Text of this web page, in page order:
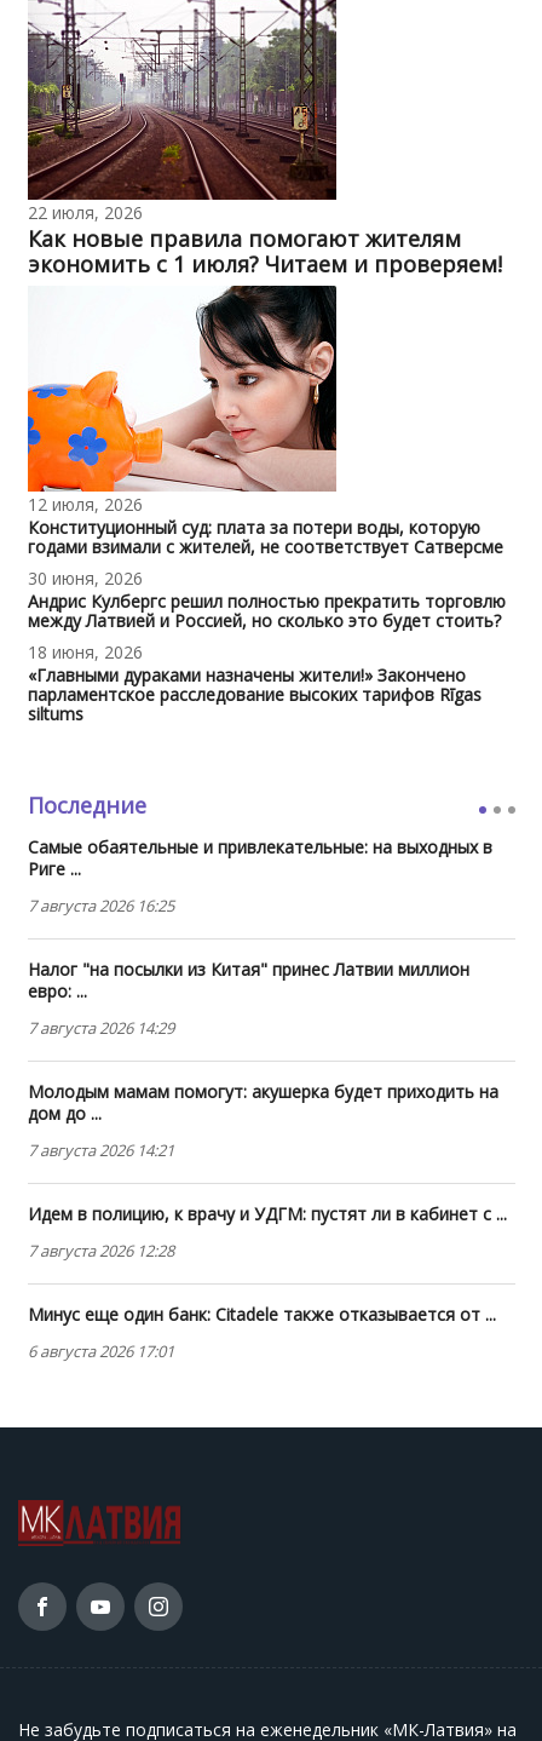
22 июля, 2026
Как новые правила помогают жителям
экономить с 1 июля? Читаем и проверяем!
12 июля, 2026
Конституционный суд: плата за потери воды, которую
годами взимали с жителей, не соответствует Сатверсме
30 июня, 2026
Андрис Кулбергс решил полностью прекратить торговлю
между Латвией и Россией, но сколько это будет стоить?
18 июня, 2026
«Главными дураками назначены жители!» Закончено
парламентское расследование высоких тарифов Rīgas
siltums
Последние
Самые обаятельные и привлекательные: на выходных в
Риге ...
7 августа 2026 16:25
Налог "на посылки из Китая" принес Латвии миллион
евро: ...
7 августа 2026 14:29
Молодым мамам помогут: акушерка будет приходить на
дом до ...
7 августа 2026 14:21
Идем в полицию, к врачу и УДГМ: пустят ли в кабинет с ...
7 августа 2026 12:28
Минус еще один банк: Citadele также отказывается от ...
6 августа 2026 17:01
Не забудьте подписаться на еженедельник «МК-Латвия» на